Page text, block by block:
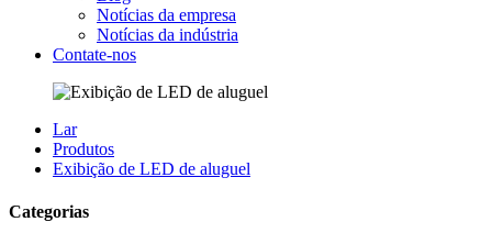
Notícias da empresa
Notícias da indústria
Contate-nos
Lar
Produtos
Exibição de LED de aluguel
Categorias